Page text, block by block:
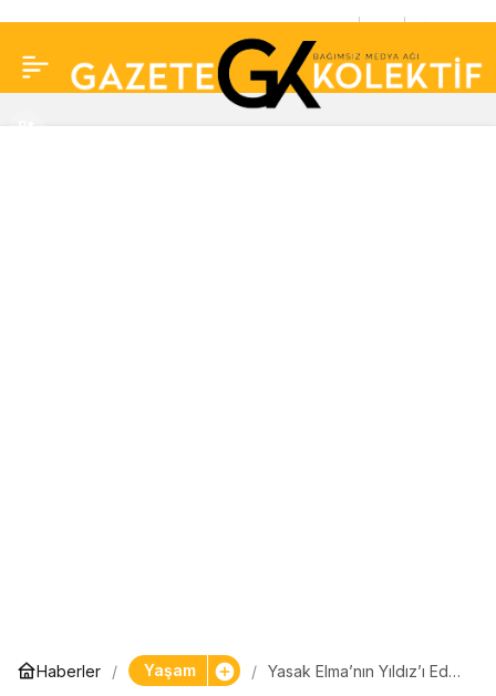
Haberler Yaşam
Yasak Elma’nın Yıldız’ı Eda
festivale katılan Meryem